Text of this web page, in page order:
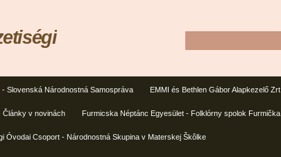
Slovenská Národnostná Samospráva EMMI és Bethlen Gábor Alapkezelő Zrt
Články v novinách Furmicska Néptánc Egyesület - Folklórny spolok Furmička
Óvodai Csoport - Národnostná Skupina v Materskej Škôlke